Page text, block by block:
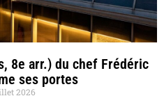
8e arr.) du chef Frédéric
ses portes
2026